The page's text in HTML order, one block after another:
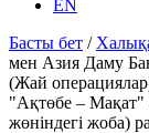
EN
Басты бет /
мен Азия Даму
(Жай
"Ақтөбе – Мақат"
жөніндегі жоба)